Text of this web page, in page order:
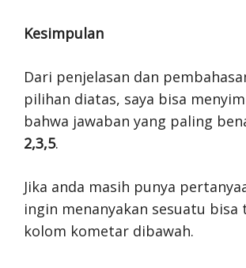
Kesimpulan
Dari penjelasan dan
pilihan diatas, saya bisa
bahwa jawaban yang paling
2,3,5.
Jika anda masih punya
ingin menanyakan sesuatu bisa
kolom kometar dibawah.